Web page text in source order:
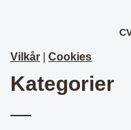
Vilkår Cookies
Kategorier